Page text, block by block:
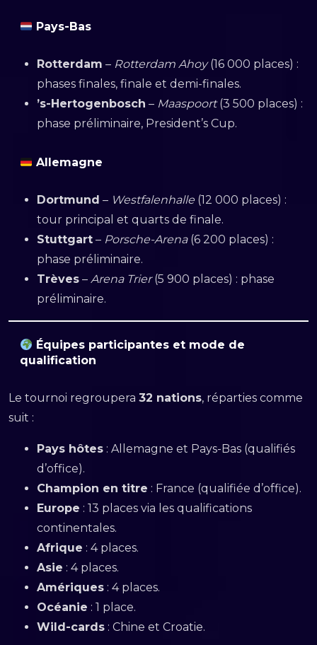
Pays-Bas
Rotterdam – Rotterdam Ahoy(16 000 places) :
phases finales, finale et demi-finales.
’s-Hertogenbosch – Maaspoort(3 500 places) :
phase préliminaire, President’s Cup.
Allemagne
Dortmund – Westfalenhalle (12 000 places) :
tour principal et quarts de finale.
Stuttgart – Porsche-Arena(6 200 places) :
phase préliminaire.
Trèves – Arena Trier(5 900 places) : phase
préliminaire.
Équipes participantes et mode de
qualification
Le tournoi regroupera 32 nations, réparties comme
suit :
Pays hôtes : Allemagne et Pays-Bas (qualifiés
d’office).
Champion en titre : France (qualifiée d’office).
Europe : 13 places via les qualifications
continentales.
Afrique : 4 places.
Asie : 4 places.
Amériques : 4 places.
Océanie : 1 place.
Wild-cards : Chine et Croatie.